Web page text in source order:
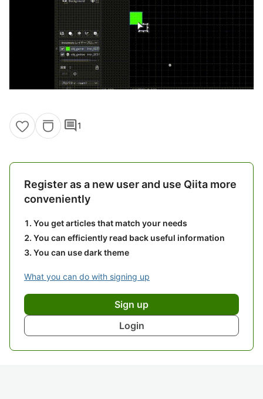
comment1
Register as a new user and use Qiita more
conveniently
You get articles that match your needs
You can efficiently read back useful information
You can use dark theme
What you can do with signing up
Sign up
Login